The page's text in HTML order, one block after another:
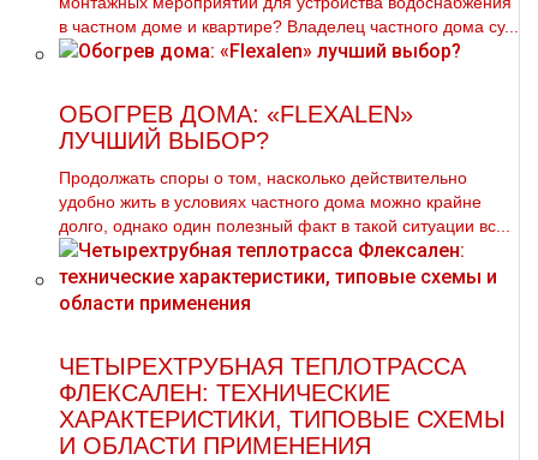
в частном доме и квартире? Владелец частного дома су...
ОБОГРЕВ ДОМА: «FLEXALEN»
ЛУЧШИЙ ВЫБОР?
Продолжать споры о том, насколько действительно
удобно жить в условиях частного дома можно крайне
долго, однако один полезный факт в такой ситуации вс...
ЧЕТЫРЕХТРУБНАЯ ТЕПЛОТРАССА
ФЛЕКСАЛЕН: ТЕХНИЧЕСКИЕ
ХАРАКТЕРИСТИКИ, ТИПОВЫЕ СХЕМЫ
И ОБЛАСТИ ПРИМЕНЕНИЯ